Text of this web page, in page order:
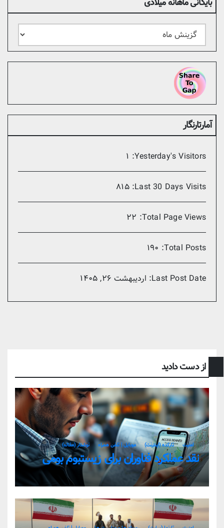
بایگانی
ماهانه
میلادی
آمارتارنگار
Yesterday's Visitors: ۱
Last 30 Days Visits: ۸۱۵
Total Page Views: ۲۲
Total Posts: ۱۹۰
Last Post Date: اردیبهشت ۲۶, ۱۴۰۵
از دست دادید
امنیت تارکده (اینترنت) موبایل | تلفن همراه نوشتار (مقاله)
نقد عملکرد فناوران برای زیستبوم بومی